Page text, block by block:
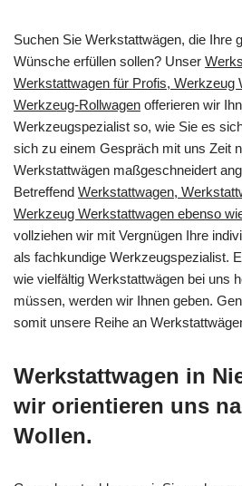
Suchen Sie Werkstattwägen, die Ihre
Wünsche erfüllen sollen? Unser
Werkstattwagen für Profis, Werkzeug
Werkzeug-Rollwagen offerieren wir
Werkzeugspezialist so, wie Sie es
sich zu einem Gespräch mit uns Zeit
Werkstattwägen maßgeschneidert
Betreffend Werkstattwagen,
Werkzeug Werkstattwagen ebenso
vollziehen wir mit Vergnügen Ihre
als fachkundige Werkzeugspezialist.
wie vielfältig Werkstattwägen bei uns
müssen, werden wir Ihnen geben.
somit unsere Reihe an
Werkstattwagen in
wir orientieren uns
Wollen.